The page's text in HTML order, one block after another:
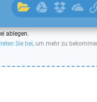
ablegen.
Sie bei, um mehr zu